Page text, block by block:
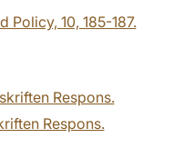
10, 185-187.
Respons.
Respons.